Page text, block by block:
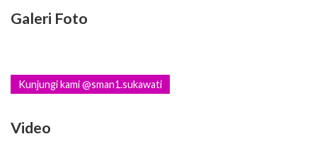
Galeri Foto
Kunjungi kami @sman1.sukawati
Video